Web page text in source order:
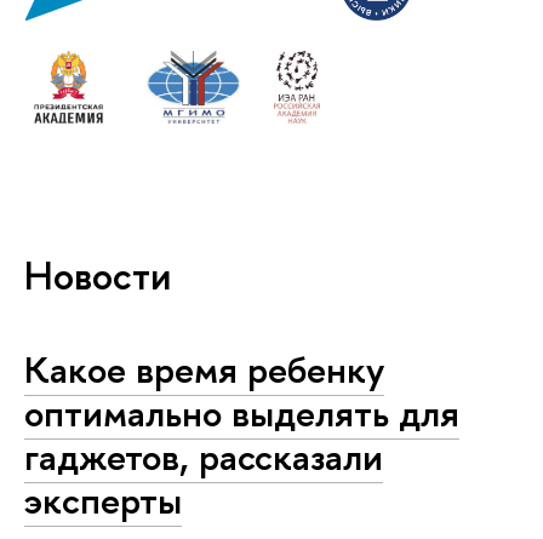
Новости
Какое время ребенку
оптимально выделять для
гаджетов, рассказали
эксперты